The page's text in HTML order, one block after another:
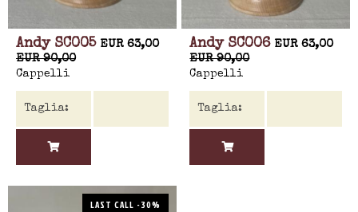
Andy SC005 EUR 63,00
EUR 90,00
Cappelli
Andy SC006 EUR 63,00
EUR 90,00
Cappelli
LAST CALL -30%